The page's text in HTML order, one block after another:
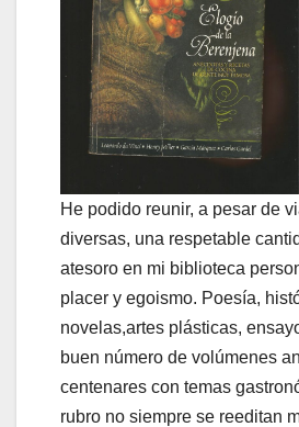
He podido reunir, a pesar de
diversas, una respetable
atesoro en mi biblioteca
placer y egoismo. Poesía,
novelas,artes plásticas,
buen número de volúmenes
centenares con temas
rubro no siempre se reeditan